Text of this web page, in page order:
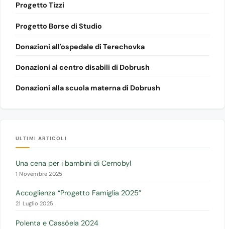
Progetto Tizzi
Progetto Borse di Studio
Donazioni all'ospedale di Terechovka
Donazioni al centro disabili di Dobrush
Donazioni alla scuola materna di Dobrush
ULTIMI ARTICOLI
Una cena per i bambini di Cernobyl
1 Novembre 2025
Accoglienza “Progetto Famiglia 2025”
21 Luglio 2025
Polenta e Cassöela 2024